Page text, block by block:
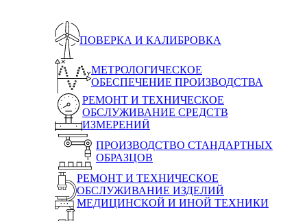
ПОВЕРКА И КАЛИБРОВКА
МЕТРОЛОГИЧЕСКОЕ
ОБЕСПЕЧЕНИЕ ПРОИЗВОДСТВА
РЕМОНТ И ТЕХНИЧЕСКОЕ
ОБСЛУЖИВАНИЕ СРЕДСТВ
ИЗМЕРЕНИЙ
ПРОИЗВОДСТВО СТАНДАРТНЫХ
ОБРАЗЦОВ
РЕМОНТ И ТЕХНИЧЕСКОЕ
ОБСЛУЖИВАНИЕ ИЗДЕЛИЙ
МЕДИЦИНСКОЙ И ИНОЙ ТЕХНИКИ